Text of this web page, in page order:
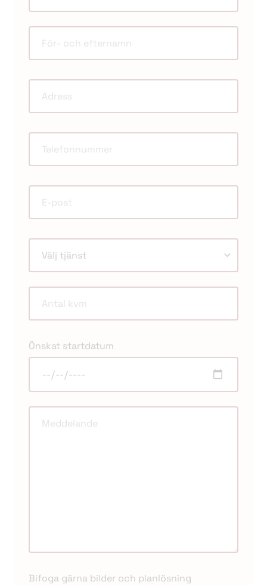
Önskat startdatum
Bifoga gärna bilder och planlösning